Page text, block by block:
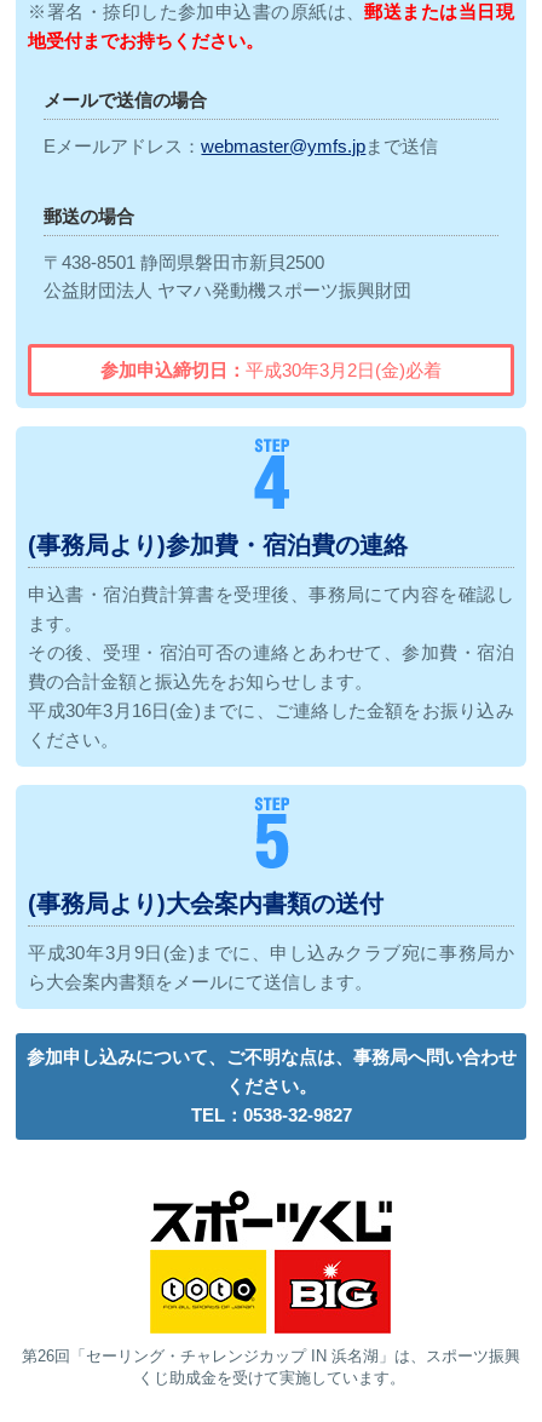
※署名・捺印した参加申込書の原紙は、郵送または当日現
地受付までお持ちください。
メールで送信の場合
Eメールアドレス：webmaster@ymfs.jpまで送信
郵送の場合
〒438-8501 静岡県磐田市新貝2500
公益財団法人 ヤマハ発動機スポーツ振興財団
参加申込締切日： 平成30年3月2日(金)必着
(事務局より)参加費・宿泊費の連絡
申込書・宿泊費計算書を受理後、事務局にて内容を確認し
ます。
その後、受理・宿泊可否の連絡とあわせて、参加費・宿泊
費の合計金額と振込先をお知らせします。
平成30年3月16日(金)までに、ご連絡した金額をお振り込み
ください。
(事務局より)大会案内書類の送付
平成30年3月9日(金)までに、申し込みクラブ宛に事務局か
ら大会案内書類をメールにて送信します。
参加申し込みについて、ご不明な点は、事務局へ問い合わせ
ください。
TEL：0538-32-9827
第26回「セーリング・チャレンジカップ IN 浜名湖」は、
スポーツ振興
くじ助成金を受けて実施しています。